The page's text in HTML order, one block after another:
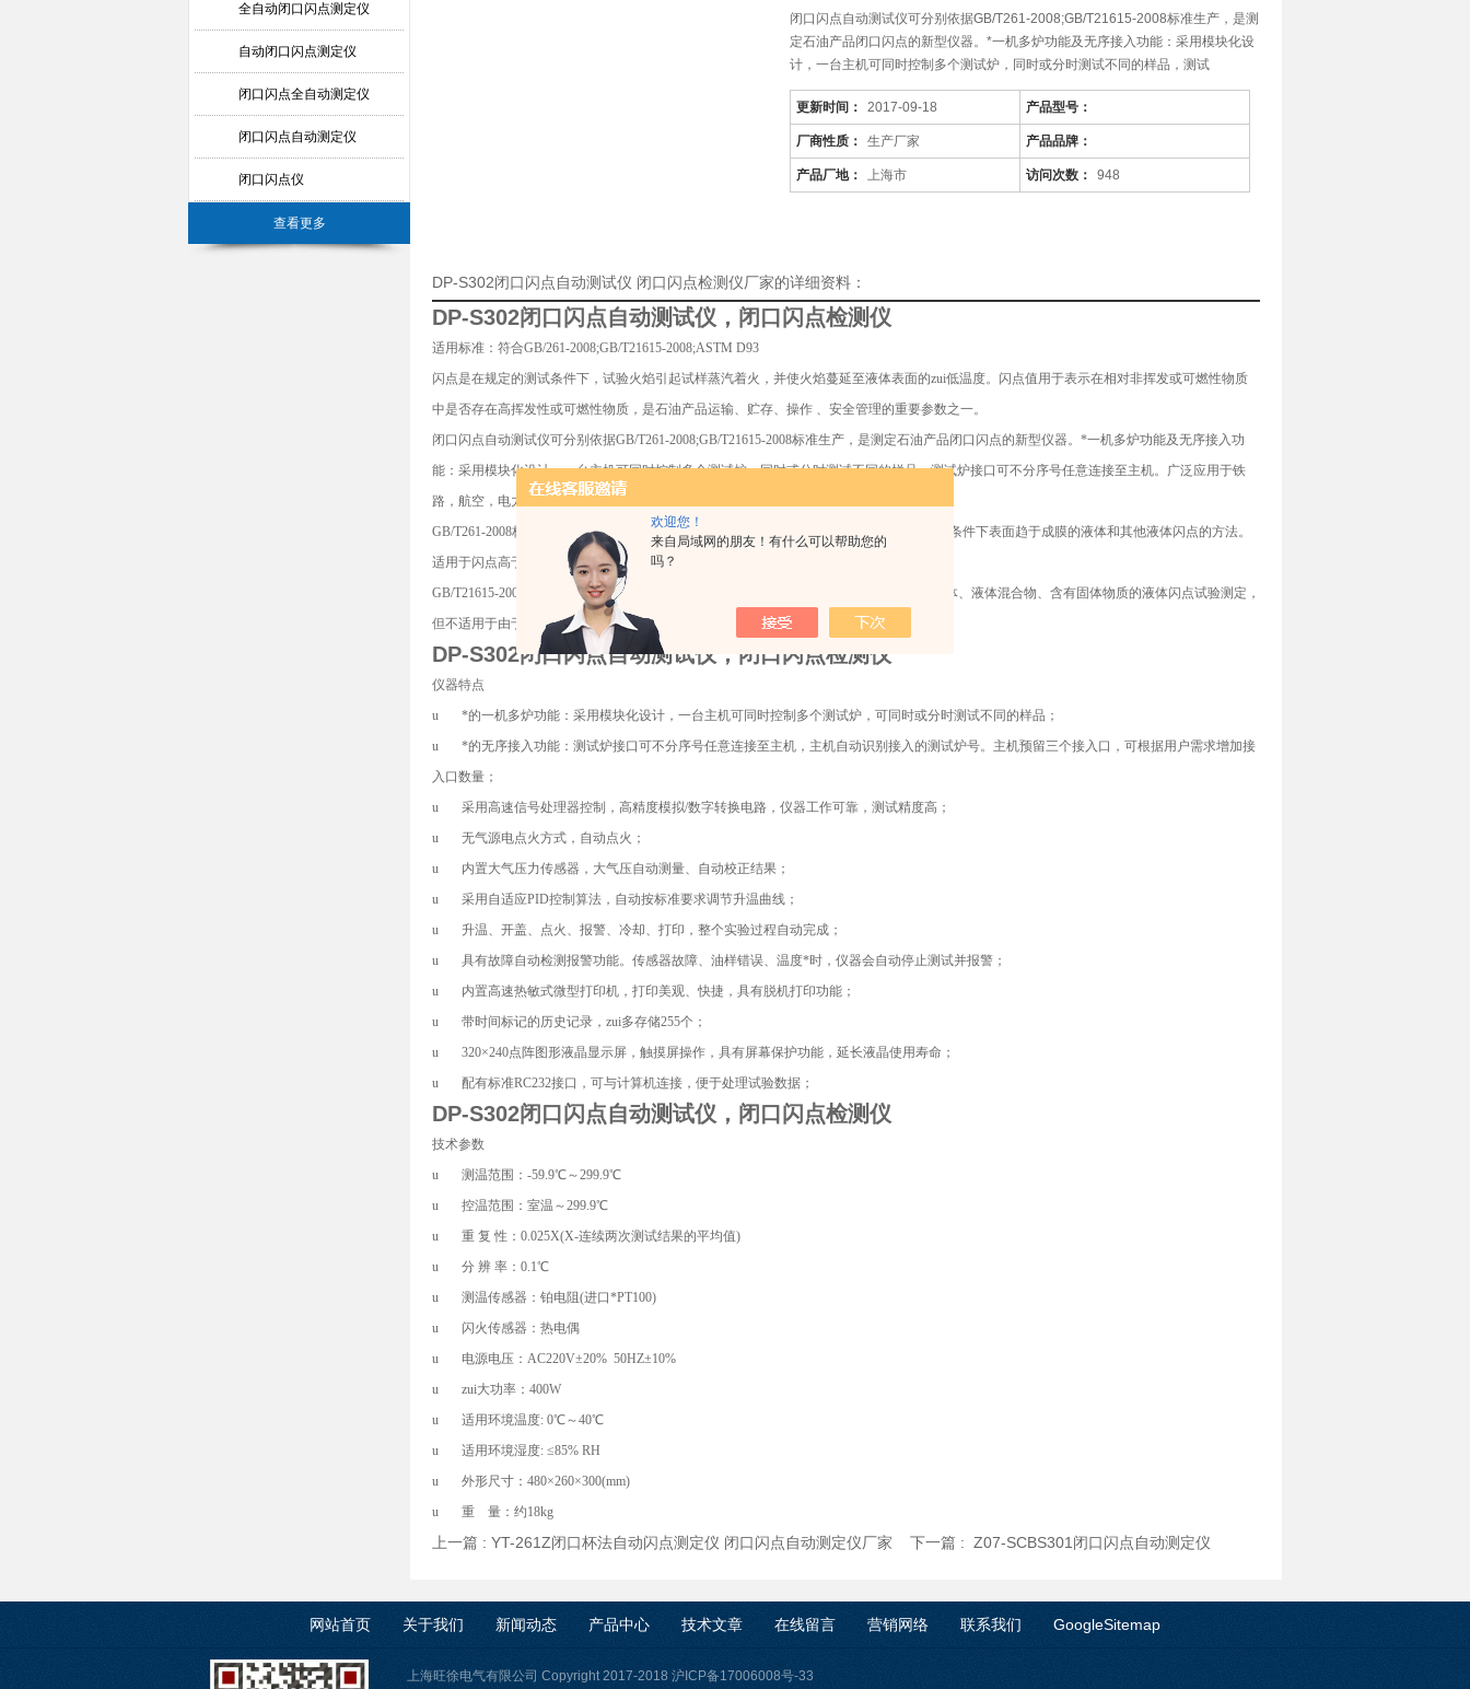
欢迎您！
来自局域网的朋友！有什么可以帮助您的
吗？
全自动闭口闪点测定仪
自动闭口闪点测定仪
闭口闪点全自动测定仪
闭口闪点自动测定仪
闭口闪点仪
查看更多
闭口闪点自动测试仪可分别依据GB/T261-2008;GB/T21615-2008标准生产，是测
定石油产品闭口闪点的新型仪器。*一机多炉功能及无序接入功能：采用模块化设
计，一台主机可同时控制多个测试炉，同时或分时测试不同的样品，测试
更新时间： 2017-09-18 产品型号：
厂商性质： 生产厂家 产品品牌：
产品厂地： 上海市 访问次数： 948
DP-S302闭口闪点自动测试仪 闭口闪点检测仪厂家的详细资料：
DP-S302闭口闪点自动测试仪，闭口闪点检测仪
适用标准：符合GB/261-2008;GB/T21615-2008;ASTM D93
闪点是在规定的测试条件下，试验火焰引起试样蒸汽着火，并使火焰蔓延至液体表面的zui低温度。闪点值用于表示在相对非挥发或可燃性物质
中是否存在高挥发性或可燃性物质，是石油产品运输、贮存、操作 、安全管理的重要参数之一。
闭口闪点自动测试仪可分别依据GB/T261-2008;GB/T21615-2008标准生产，是测定石油产品闭口闪点的新型仪器。*一机多炉功能及无序接入功
能：采用模块化设计，一台主机可同时控制多个测试炉，同时或分时测试不同的样品，测试炉接口可不分序号任意连接至主机。广泛应用于铁
路，航空，电力，石油行业及科研部门等。
GB/T261-2008标准为采用宾斯基-马丁闭口杯法测定可燃液体、带悬浮颗粒的液体及在试验条件下表面趋于成膜的液体和其他液体闪点的方法。
适用于闪点高于40℃的样品。不适用含水油漆或含高挥发性材料的液体。
GB/T21615-2008标准为采用闭口杯法测定危险品及易燃液体闪点的方法。适用于易燃的液体、液体混合物、含有固体物质的液体闪点试验测定，
但不适用于由于其危险特征已列入其他类别的液体，其闭杯试验闪点等于或低于60℃。
DP-S302闭口闪点自动测试仪，闭口闪点检测仪
仪器特点
u *的一机多炉功能：采用模块化设计，一台主机可同时控制多个测试炉，可同时或分时测试不同的样品；
u *的无序接入功能：测试炉接口可不分序号任意连接至主机，主机自动识别接入的测试炉号。主机预留三个接入口，可根据用户需求增加接
入口数量；
u 采用高速信号处理器控制，高精度模拟/数字转换电路，仪器工作可靠，测试精度高；
u 无气源电点火方式，自动点火；
u 内置大气压力传感器，大气压自动测量、自动校正结果；
u 采用自适应PID控制算法，自动按标准要求调节升温曲线；
u 升温、开盖、点火、报警、冷却、打印，整个实验过程自动完成；
u 具有故障自动检测报警功能。传感器故障、油样错误、温度*时，仪器会自动停止测试并报警；
u 内置高速热敏式微型打印机，打印美观、快捷，具有脱机打印功能；
u 带时间标记的历史记录，zui多存储255个；
u 320×240点阵图形液晶显示屏，触摸屏操作，具有屏幕保护功能，延长液晶使用寿命；
u 配有标准RC232接口，可与计算机连接，便于处理试验数据；
DP-S302闭口闪点自动测试仪，闭口闪点检测仪
技术参数
u 测温范围：-59.9℃～299.9℃
u 控温范围：室温～299.9℃
u 重 复 性：0.025X(X-连续两次测试结果的平均值)
u 分 辨 率：0.1℃
u 测温传感器：铂电阻(进口*PT100)
u 闪火传感器：热电偶
u 电源电压：AC220V±20% 50HZ±10%
u zui大功率：400W
u 适用环境温度: 0℃～40℃
u 适用环境湿度: ≤85% RH
u 外形尺寸：480×260×300(mm)
u 重 量：约18kg
上一篇 : YT-261Z闭口杯法自动闪点测定仪 闭口闪点自动测定仪厂家 下一篇 : Z07-SCBS301闭口闪点自动测定仪
网站首页 关于我们 新闻动态 产品中心 技术文章 在线留言 营销网络 联系我们 GoogleSitemap
上海旺徐电气有限公司 Copyright 2017-2018 沪ICP备17006008号-33